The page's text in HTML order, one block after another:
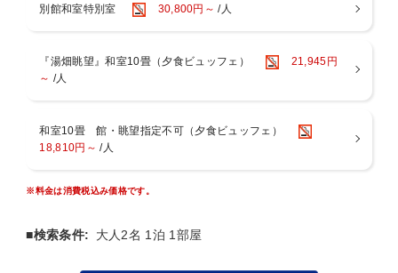
現。
旅館ならではのお寿司や天ぷらもその場でご用意いたします。
お客様ご自身でもアレンジをしてお食事をお楽しみくださいませ。
ビュッフェ
ライブキッチンを中心とした和洋中約50品・約100種のお料理をはじ
【ご朝食】
別館和室特別室 30,800円～ /人
『湯畑眺望』和室10畳（夕食ビュッフェ）
21,945円
～ /人
和室10畳 館・眺望指定不可（夕食ビュッフェ）
18,810円～ /人
※料金は消費税込み価格です。
■検索条件: 大人2名 1泊 1部屋